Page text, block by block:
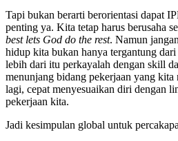
Tapi bukan berarti berorientasi dapat
penting ya. Kita tetap harus berusaha
best lets God do the rest. Namun
hidup kita bukan hanya tergantung dari
lebih dari itu perkayalah dengan skill
menunjang bidang pekerjaan yang
lagi, cepat menyesuaikan diri dengan
pekerjaan kita.
Jadi kesimpulan global untuk